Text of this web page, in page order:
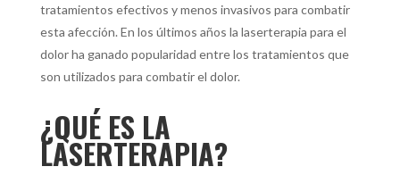
tratamientos efectivos y menos invasivos para combatir
esta afección. En los últimos años la laserterapia para el
dolor ha ganado popularidad entre los tratamientos que
son utilizados para combatir el dolor.
¿QUÉ ES LA
LASERTERAPIA?